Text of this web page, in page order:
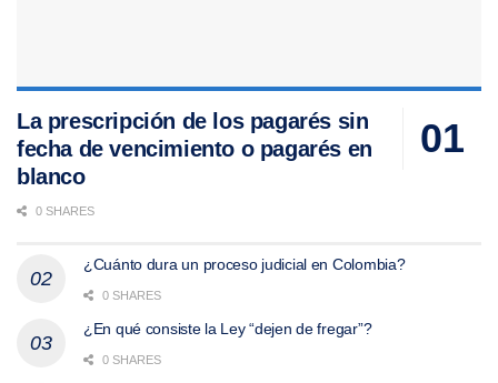
La prescripción de los pagarés sin
fecha de vencimiento o pagarés en
blanco
0 SHARES
¿Cuánto dura un proceso judicial en Colombia?
0 SHARES
¿En qué consiste la Ley “dejen de fregar”?
0 SHARES